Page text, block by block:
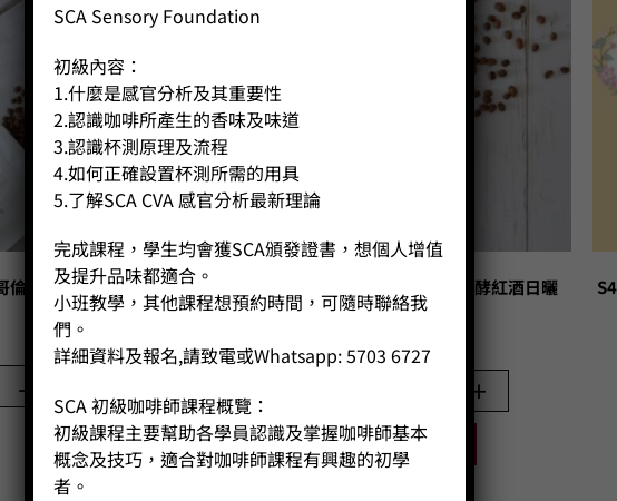
倫比亞阿圖塔比種日曬 (100g)
Price: HK$
-
BUY NOW
S42 雲南巴比倫莊園雙重發酵紅酒日曬
(100g)
+
BUY NOW
SCA Sensory Foundation
初級內容：
1.什麼是感官分析及其重要性
2.認識咖啡所產生的香味及味道
3.認識杯測原理及流程
4.如何正確設置杯測所需的用具
5.了解SCA CVA 感官分析最新理論
完成課程，學生均會獲SCA頒發證書，想個人增值
及提升品味都適合。
小班教學，其他課程想預約時間，可隨時聯絡我
們。
詳細資料及報名,請致電或Whatsapp: 5703 6727
SCA 初級咖啡師課程概覽：
初級課程主要幫助各學員認識及掌握咖啡師基本
概念及技巧，適合對咖啡師課程有興趣的初學
者。